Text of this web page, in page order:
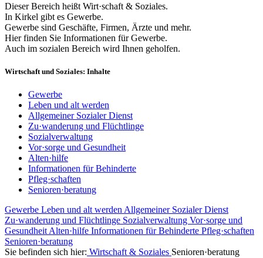
Dieser Bereich heißt Wirt·schaft & Soziales.
In Kirkel gibt es Gewerbe.
Gewerbe sind Geschäfte, Firmen, Ärzte und mehr.
Hier finden Sie Informationen für Gewerbe.
Auch im sozialen Bereich wird Ihnen geholfen.
Wirtschaft und Soziales: Inhalte
Gewerbe
Leben und alt werden
Allgemeiner Sozialer Dienst
Zu·wanderung und Flüchtlinge
Sozialverwaltung
Vor·sorge und Gesundheit
Alten·hilfe
Informationen für Behinderte
Pfleg·schaften
Senioren·beratung
Gewerbe Leben und alt werden Allgemeiner Sozialer Dienst
Zu·wanderung und Flüchtlinge Sozialverwaltung Vor·sorge und
Gesundheit Alten·hilfe Informationen für Behinderte Pfleg·schaften
Senioren·beratung
Sie befinden sich hier: Wirtschaft & Soziales Senioren·beratung